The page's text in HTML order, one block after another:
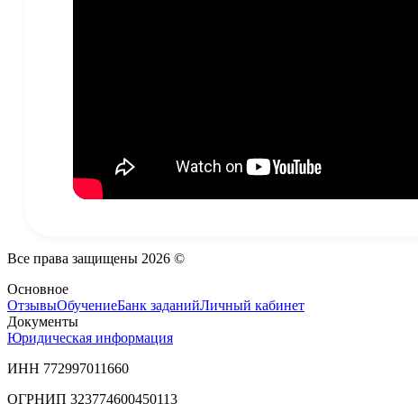
Все права защищены 2026 ©
Основное
ОтзывыОбучениеБанк заданийЛичный кабинет
Документы
Юридическая информация
ИНН 772997011660
ОГРНИП 323774600450113